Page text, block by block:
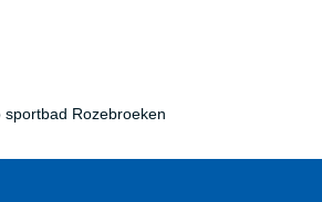
sportbad Rozebroeken